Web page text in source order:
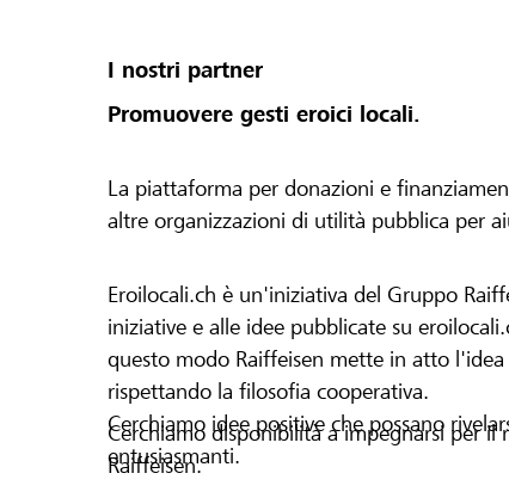
I nostri partner
Promuovere gesti eroici locali.
La piattaforma per donazioni e
altre organizzazioni di utilità pubblica per
Eroilocali.ch è un'iniziativa del Gruppo
iniziative e alle idee pubblicate su
questo modo Raiffeisen mette in atto
rispettando la filosofia cooperativa.
Cerchiamo idee positive che possano
entusiasmanti.
Cerchiamo disponibilità a impegnarsi per il
Raiffeisen.